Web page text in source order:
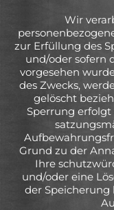
Wir
zur Erfüllung des
und/oder sofern
vorgesehen
des Zwecks,
gelöscht
Sperrung erfolgt
Grund zu der
Ihre
und/oder eine
der